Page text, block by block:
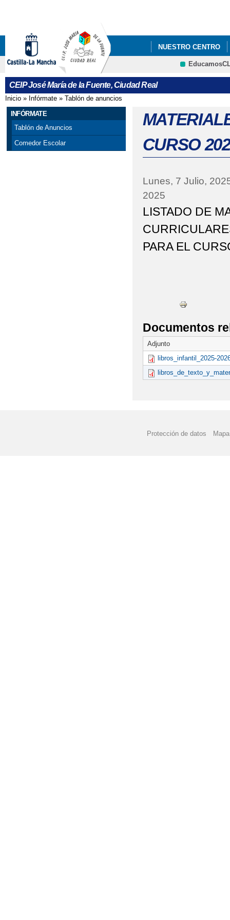
NUESTRO CENTRO
CEIP José María de la Fuente, Ciudad Real
Se encuentra usted aquí
Inicio » Infórmate » Tablón de anuncios
INFÓRMATE
Tablón de Anuncios
Comedor Escolar
CURSO
Lunes, 7 Julio,
2025
LISTADO DE
PARA EL
Documentos
Adjunto
libros_infantil_2025-
Protección de datos